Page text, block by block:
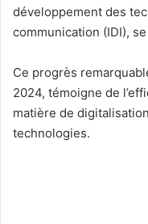
développement des
communication (IDI),
Ce progrès
2024, témoigne de
matière de
technologies.